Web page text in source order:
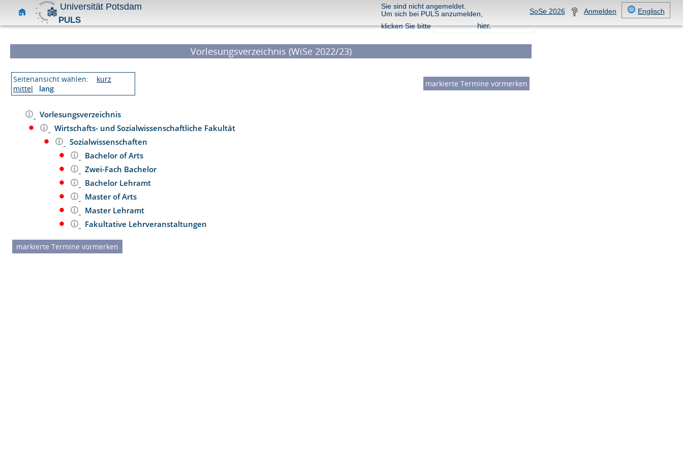
Universität Potsdam
PULS
Englisch
Anmelden
SoSe 2026
Sie sind nicht angemeldet.
Um sich bei PULS anzumelden,
klicken Sie bitte
hier.
Vorlesungsverzeichnis (WiSe 2022/23)
Seitenansicht wählen:
kurz
mittel
lang
Vorlesungsverzeichnis
Wirtschafts- und Sozialwissenschaftliche Fakultät
Sozialwissenschaften
Bachelor of Arts
Zwei-Fach Bachelor
Bachelor Lehramt
Master of Arts
Master Lehramt
Fakultative Lehrveranstaltungen